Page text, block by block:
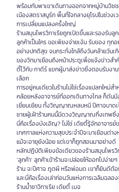
พร้อมกับพาเขาเดินทางออกจากหมู่บ้านวิ
เมืองสตราสบูร์ก พื้นที่ใจกลางยุโรปในช่วง
การเปลี่ยนแปลงครั้งใหญ่
ร้านสมุนไพรวิทาเรียถูกเปิดขึ้นและรองรับ
ลูกค้าเป็นใคร ขอเพียงจ่ายเงิน รับของ ทุก
อย่างปกติสุข จนกระทั่งใกล้ถึงวันคล้ายวัน
ของวิทมาเยือนถึงหน้าประตูเพื่อแจ้งข่าวส
ตี้ไว้กับ กาดีร์ แขกผู้มาส่งข่าวซึ่งตอบรับงา
เลือก
การอยู่คนเดียวในร้านไม่ใช่เรื่องแปลกใหม่
คล้อยหลังอาจารย์ที่ออกเดินทางไกล ก็ดันมี
เยี่ยมเยียน ทั้งวิญญาณหลบหนี ปีศาจบาดเ
ชายผู้เฝ้าร้านคนนี้มีดวงวิญญาณกึ่งเทพซึ่
นี่คือเรื่องบังเอิญ? ไม่ใช่ เดียตี้รู้จักอาจาร
เทศกาลแห่งความสุขประจำปีจะมาเยือนต่า
แม้จะอายุยังน้อย แต่เขาก็ถูกสอนมาอย่างดี
หลักปฏิบัติเพียงข้อเดียวของร้านสมุนไพร
‘ลูกค้า’ ลูกค้าเข้าร้านจะปล่อยให้ออกไปง่า
ร้าน จะปีศาจ ภูตผี หรือพ่อมด เขาก็ยินดีต้
และนี่คือเรื่องเล่าก่อนวันแห่งการเฉลิมฉลอ
ร้านน้ำชาวิทาเรีย เดียตี้ เมจ